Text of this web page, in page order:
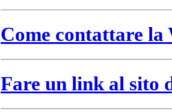
Come contattare
Fare un link al sito